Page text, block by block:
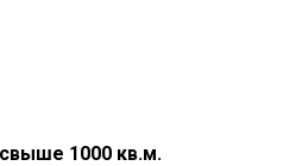
1000 кв.м.